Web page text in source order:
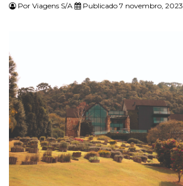
Por Viagens S/A Publicado 7 novembro, 2023